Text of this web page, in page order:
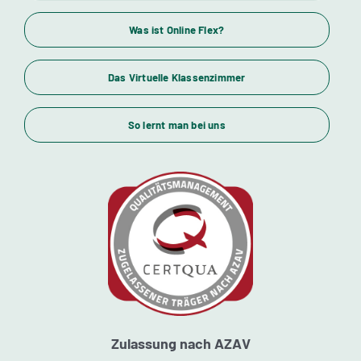
Wirtschaftsfachwirte und Industriemeister
Themenübersicht
Standorte
Was ist Online Flex?
Das Virtuelle Klassenzimmer
So lernt man bei uns
Zulassung nach AZAV